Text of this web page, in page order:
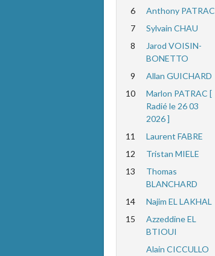
6
Anthony PATRAC
7
Sylvain CHAU
8
Jarod VOISIN-
BONETTO
9
Allan GUICHARD
10
Marlon PATRAC [
Radié le 26 03
2026 ]
11
Laurent FABRE
12
Tristan MIELE
13
Thomas
BLANCHARD
14
Najim EL LAKHAL
15
Azzeddine EL
BTIOUI
Alain CICCULLO